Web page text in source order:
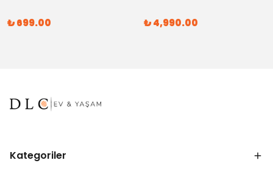
₺ 699.00 ₺ 4,990.00
Kategoriler